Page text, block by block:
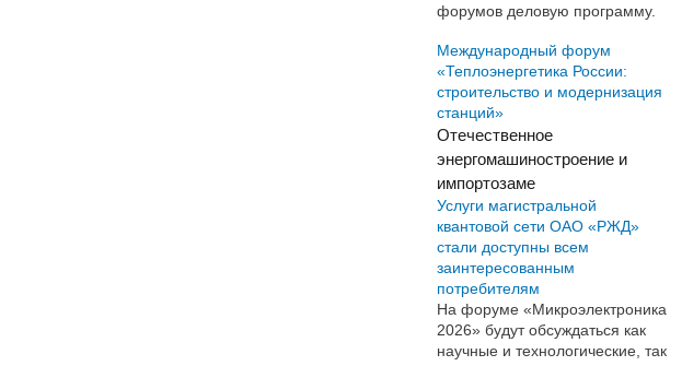
форумов деловую программу.
Международный форум
«Теплоэнергетика России:
строительство и модернизация
станций»
Отечественное
энергомашиностроение и
импортозаме
Услуги магистральной
квантовой сети ОАО «РЖД»
стали доступны всем
заинтересованным
потребителям
На форуме «Микроэлектроника
2026» будут обсуждаться как
научные и технологические, так